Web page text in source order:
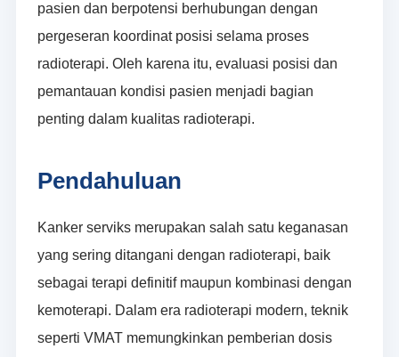
pasien dan berpotensi berhubungan dengan
pergeseran koordinat posisi selama proses
radioterapi. Oleh karena itu, evaluasi posisi dan
pemantauan kondisi pasien menjadi bagian
penting dalam kualitas radioterapi.
Pendahuluan
Kanker serviks merupakan salah satu keganasan
yang sering ditangani dengan radioterapi, baik
sebagai terapi definitif maupun kombinasi dengan
kemoterapi. Dalam era radioterapi modern, teknik
seperti VMAT memungkinkan pemberian dosis